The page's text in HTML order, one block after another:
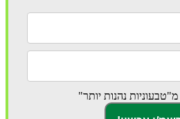
נהנות יותר"